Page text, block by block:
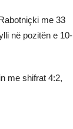
me 33
në pozitën e 10-
me shifrat 4:2,